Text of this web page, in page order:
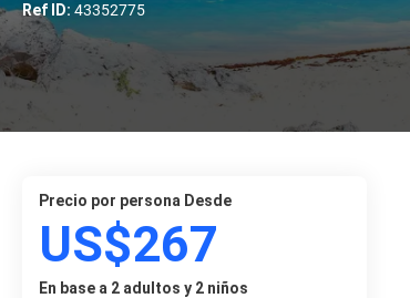
Ref ID: 43352775
precio por persona Desde
US$267
En base a 2 adultos y 2 niños